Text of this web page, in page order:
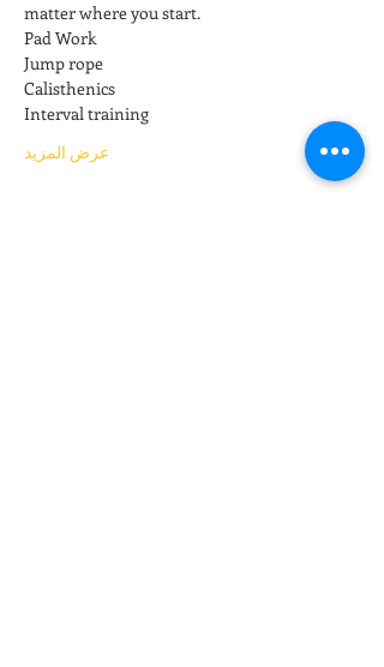
matter where you start.
Pad Work
Jump rope
Calisthenics
Interval training
عرض المزيد